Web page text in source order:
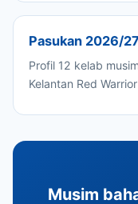
Pasukan 2026/27
Profil 12 kelab
Kelantan Red
Musim